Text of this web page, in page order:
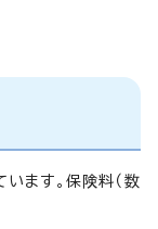
ます。保険料（数